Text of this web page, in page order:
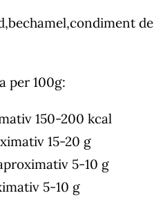
per 100g:
150-200 kcal
15-20 g
5-10 g
5-10 g